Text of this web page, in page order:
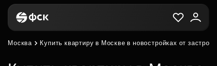
Москва Купить квартиру в Москве в новостройках от